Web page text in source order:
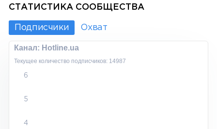
СТАТИСТИКА СООБЩЕСТВА
Подписчики Охват
Канал: Hotline.ua
Текущее количество подписчиков: 14987
6
5
4